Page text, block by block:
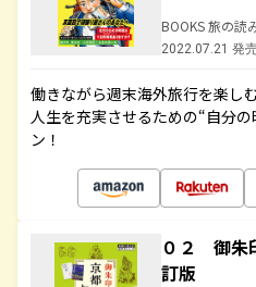
BOOKS 旅の読
2022.07.21 発
働きながら週末海外旅行を楽し
人生を充実させるための“自分
ン！
０２ 御朱
訂版